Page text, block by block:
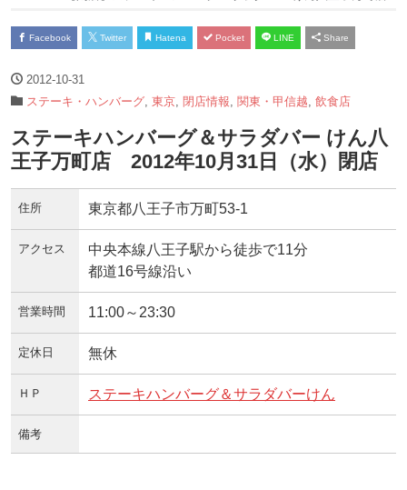
Facebook Twitter Hatena Pocket LINE Share
2012-10-31
ステーキ・ハンバーグ 東京 閉店情報 関東・甲信越 飲食店
ステーキハンバーグ＆サラダバー けん八
王子万町店 2012年10月31日（水）閉店
住所 東京都八王子市万町53-1
アクセス
中央本線八王子駅から徒歩で11分
都道16号線沿い
営業時間 11:00～23:30
定休日 無休
ＨＰ ステーキハンバーグ＆サラダバーけん
備考